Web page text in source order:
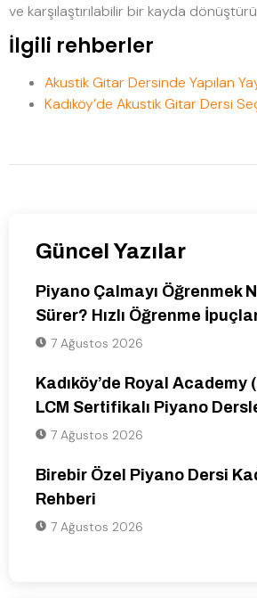
ve karşılaştırılabilir bir kayda
İlgili rehberler
Akustik Gitar Dersinde Yapılan
Kadıköy’de Akustik Gitar Dersi
Güncel Yazılar
Piyano Çalmayı Öğrenmek
Sürer? Hızlı Öğrenme
7 Ağustos 2026
Kadıköy’de Royal Academy
LCM Sertifikalı Piyano
7 Ağustos 2026
Birebir Özel Piyano Dersi
Rehberi
7 Ağustos 2026